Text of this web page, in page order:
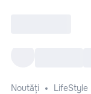
Noutăți LifeStyle